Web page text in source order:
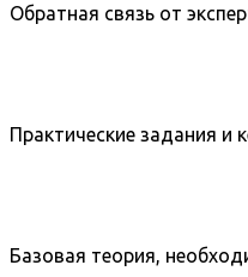
Обратная связь от
Практические задания и
Базовая теория,